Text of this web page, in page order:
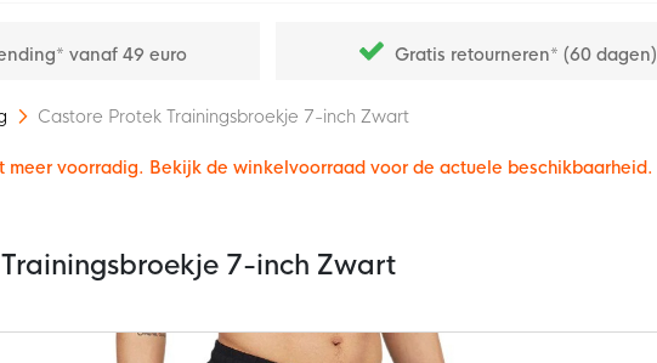
vanaf 49 euro Gratis retourneren* (60 dagen)
Castore Protek Trainingsbroekje 7-inch Zwart
meer voorradig. Bekijk de winkelvoorraad voor de actuele beschikbaarheid.
7-inch Zwart